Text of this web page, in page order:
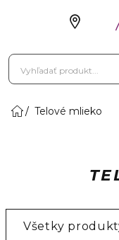
Telové mlieko
Všetky